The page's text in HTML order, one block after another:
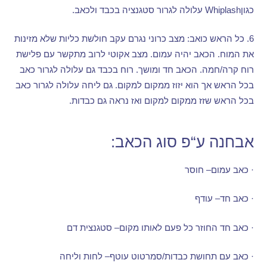
כגוןWhiplash עלולה לגרור סטגנציה בכבד ולכאב.
6. כל הראש כואב: מצב כרוני נגרם עקב חולשת כליות שלא מזינות
את המוח. הכאב יהיה עמום. מצב אקוטי לרוב מתקשר עם פלישת
רוח קרה/חמה. הכאב חד ומושך. רוח בכבד גם עלולה לגרור כאב
בכל הראש אך הוא יזוז ממקום למקום.גם ליחה עלולה לגרור כאב
בכל הראש שזז ממקום למקום ואז נראה גם כבדות.
אבחנה ע“פ סוג הכאב:
· כאב עמום– חוסר
· כאב חד– עודף
· כאב חד החוזר כל פעם לאותו מקום– סטגנצית דם
· כאב עם תחושת כבדות/סמרטוט עוטף–לחות וליחה